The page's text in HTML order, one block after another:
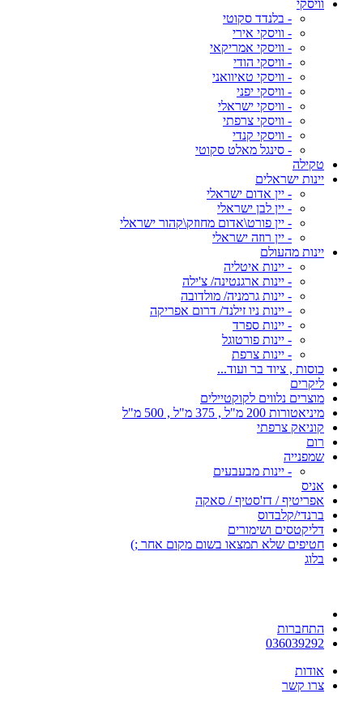
וויסקי
- בלנדד סקוטי
- וויסקי אירי
- וויסקי אמריקאי
- וויסקי הודי
- וויסקי טאיוואני
- וויסקי יפני
- וויסקי ישראלי
- וויסקי צרפתי
- וויסקי קנדי
- סינגל מאלט סקוטי
טקילה
יינות ישראלים
- יין אדום ישראלי
- יין לבן ישראלי
- יין פורט\אדום מחוזק\קהור ישראלי
- יין רוזה ישראלי
יינות מהעולם
- יינות איטליה
- יינות ארגנטינה/ צ'ילה
- יינות גרמניה/ מולדובה
- יינות ניו זילנד/ דרום אפריקה
- יינות ספרד
- יינות פורטוגל
- יינות צרפת
כוסות , ציוד בר ועוד...
ליקרים
מוצרים נלווים לקוקטיילים
מיניאטורות 200 מ"ל , 375 מ"ל , 500 מ"ל
קוניאק צרפתי
רום
שמפנייה
- יינות מבעבעים
אניס
אפריטיף / דז'סטיף / סאקה
ברנדי/קלבדוס
דליקטסים ושימורים
חטיפים שלא תמצאו בשום מקום אחר ;)
בלוג
התחברות
036039292
אודות
צרו קשר